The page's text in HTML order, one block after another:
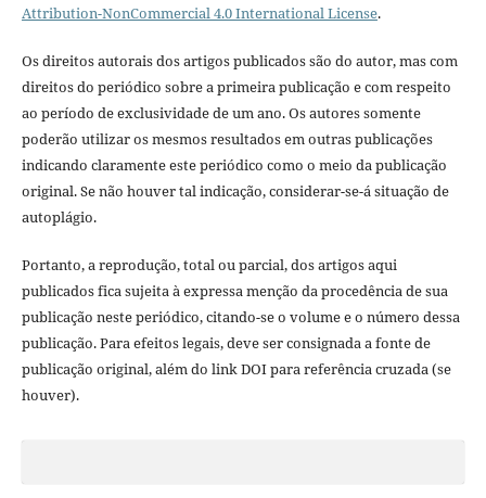
Attribution-NonCommercial 4.0 International License.
Os direitos autorais dos artigos publicados são do autor, mas com
direitos do periódico sobre a primeira publicação e com respeito
ao período de exclusividade de um ano. Os autores somente
poderão utilizar os mesmos resultados em outras publicações
indicando claramente este periódico como o meio da publicação
original. Se não houver tal indicação, considerar-se-á situação de
autoplágio.
Portanto, a reprodução, total ou parcial, dos artigos aqui
publicados fica sujeita à expressa menção da procedência de sua
publicação neste periódico, citando-se o volume e o número dessa
publicação. Para efeitos legais, deve ser consignada a fonte de
publicação original, além do link DOI para referência cruzada (se
houver).